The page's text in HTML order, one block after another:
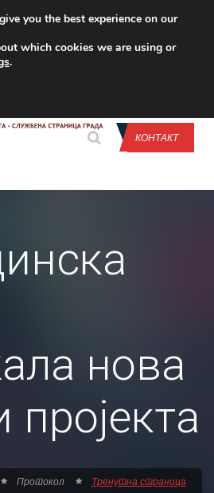
CONTACT US
КОНТАКТ
нова
пројекта
Протокол Тренутна страница
you the best experience on our
which cookies we are using or
.